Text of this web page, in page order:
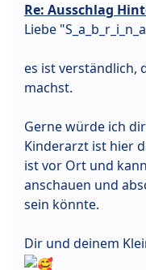
Re: Ausschlag
Liebe
es ist verständlich,
machst.
Gerne würde ich
Kinderarzt ist hier
ist vor Ort und
anschauen und
sein könnte.
Dir und deinem